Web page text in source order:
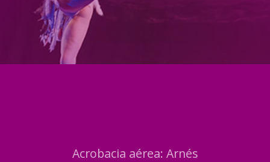
Acrobacia aérea: Arnés